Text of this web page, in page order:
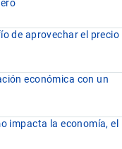
de aprovechar el precio
económica con un
impacta la economía, el